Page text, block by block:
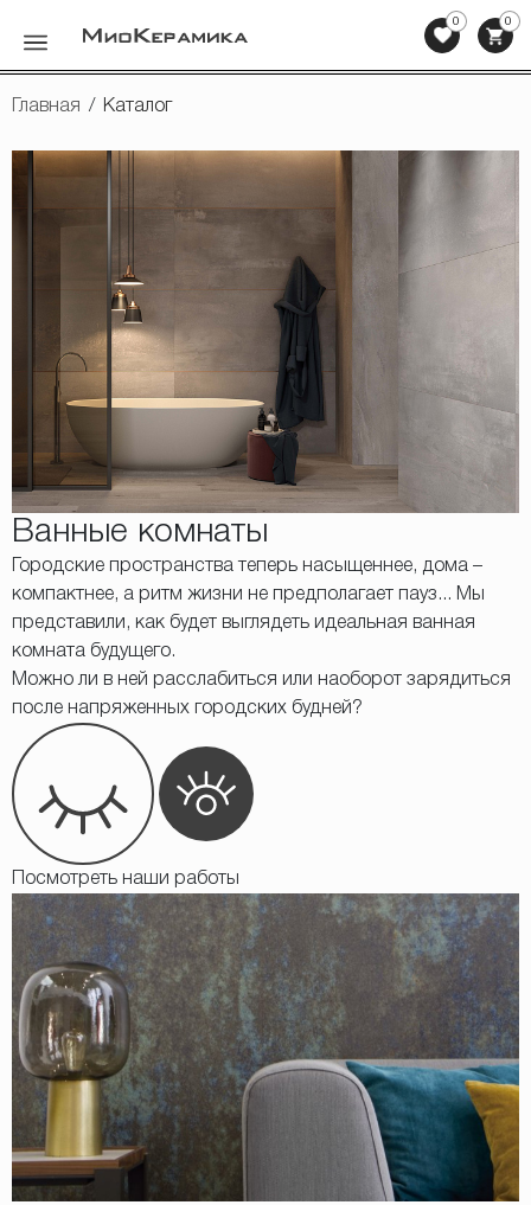
Керамическая плитка
Напольная плитка
Сопутствующие товары
Мебель для ванных комнат
Сантехника
0 0
Главная / Каталог
Ванные комнаты
Городские пространства теперь насыщеннее, дома –
компактнее, а ритм жизни не предполагает пауз... Мы
представили, как будет выглядеть идеальная ванная
комната будущего.
Можно ли в ней расслабиться или наоборот зарядиться
после напряженных городских будней?
Посмотреть наши работы